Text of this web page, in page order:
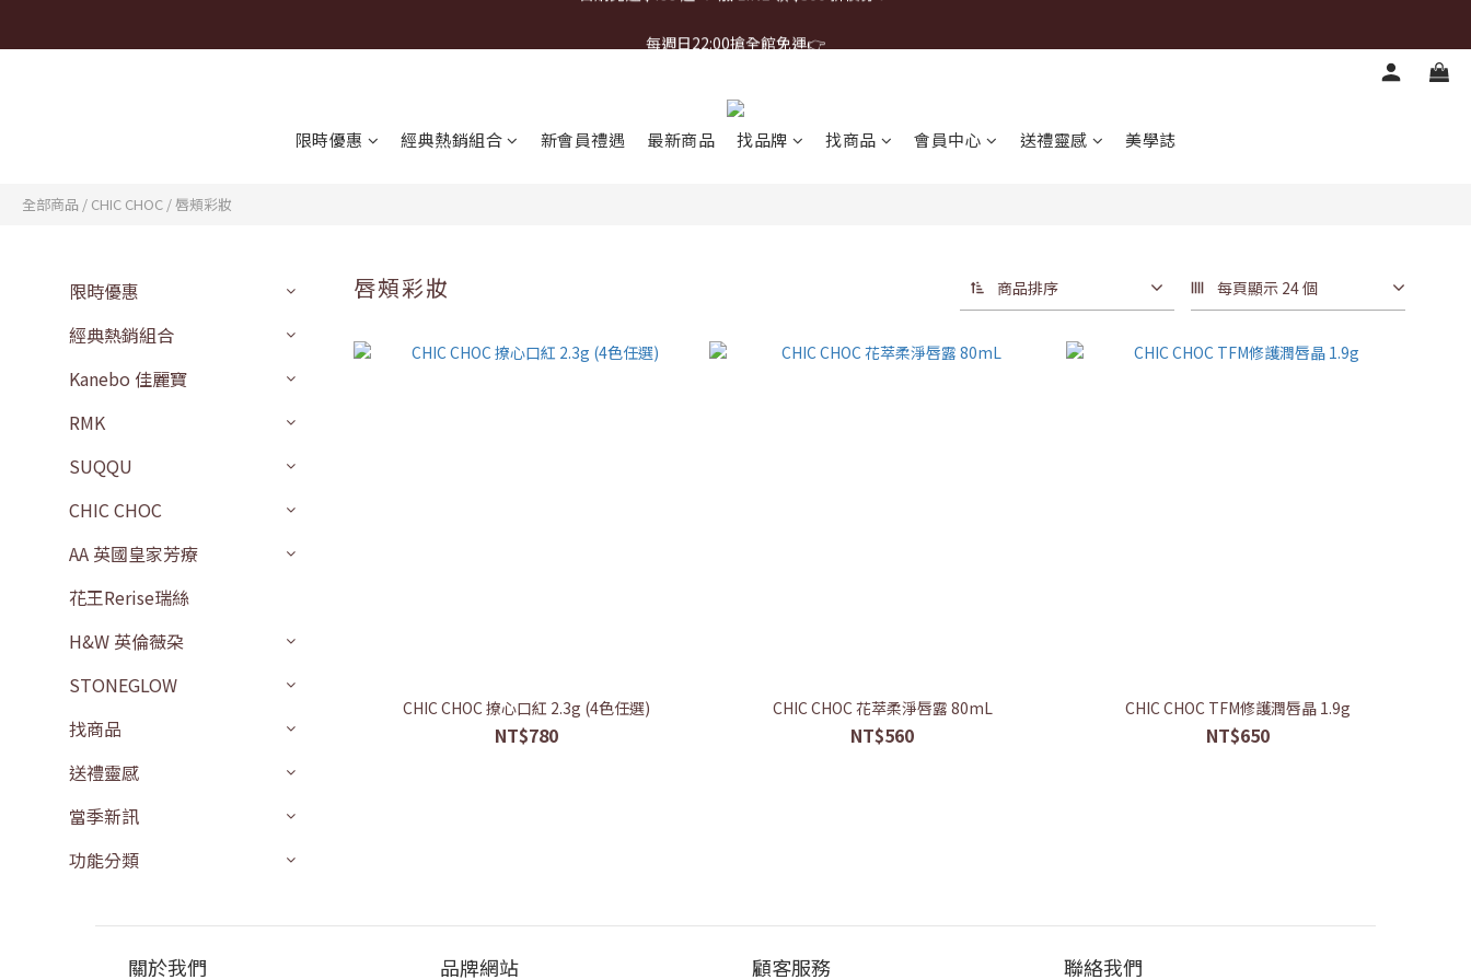
限時優惠 經典熱銷組合 新會員禮遇 最新商品 找品牌 找商品 會員中心 送禮靈感 美學誌
全部商品 / CHIC CHOC /唇頰彩妝
限時優惠
經典熱銷組合
Kanebo 佳麗寶
RMK
SUQQU
CHIC CHOC
AA 英國皇家芳療
花王Rerise瑞絲
H&W 英倫薇朶
STONEGLOW
找商品
送禮靈感
當季新訊
功能分類
唇頰彩妝 商品排序 每頁顯示 24 個
CHIC CHOC 撩心口紅 2.3g (4色任選)
NT$780
CHIC CHOC 花萃柔淨唇露 80mL
NT$560
CHIC CHOC TFM修護潤唇晶 1.9g
NT$650
關於我們 品牌網站 顧客服務 聯絡我們